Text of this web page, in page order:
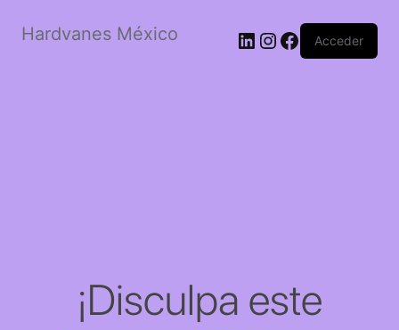
Hardvanes México LinkedIn
Instagram
Facebook
Acceder
¡Disculpa este